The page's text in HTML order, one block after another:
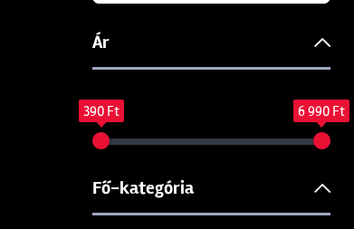
Ár
390 Ft 6 990 Ft
Fő-kategória